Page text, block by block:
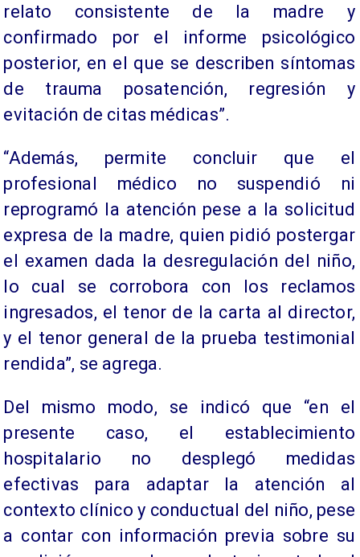
relato consistente de la madre y
confirmado por el informe psicológico
posterior, en el que se describen síntomas
de trauma posatención, regresión y
evitación de citas médicas”.
“Además, permite concluir que el
profesional médico no suspendió ni
reprogramó la atención pese a la solicitud
expresa de la madre, quien pidió postergar
el examen dada la desregulación del niño,
lo cual se corrobora con los reclamos
ingresados, el tenor de la carta al director,
y el tenor general de la prueba testimonial
rendida”, se agrega.
Del mismo modo, se indicó que “en el
presente caso, el establecimiento
hospitalario no desplegó medidas
efectivas para adaptar la atención al
contexto clínico y conductual del niño, pese
a contar con información previa sobre su